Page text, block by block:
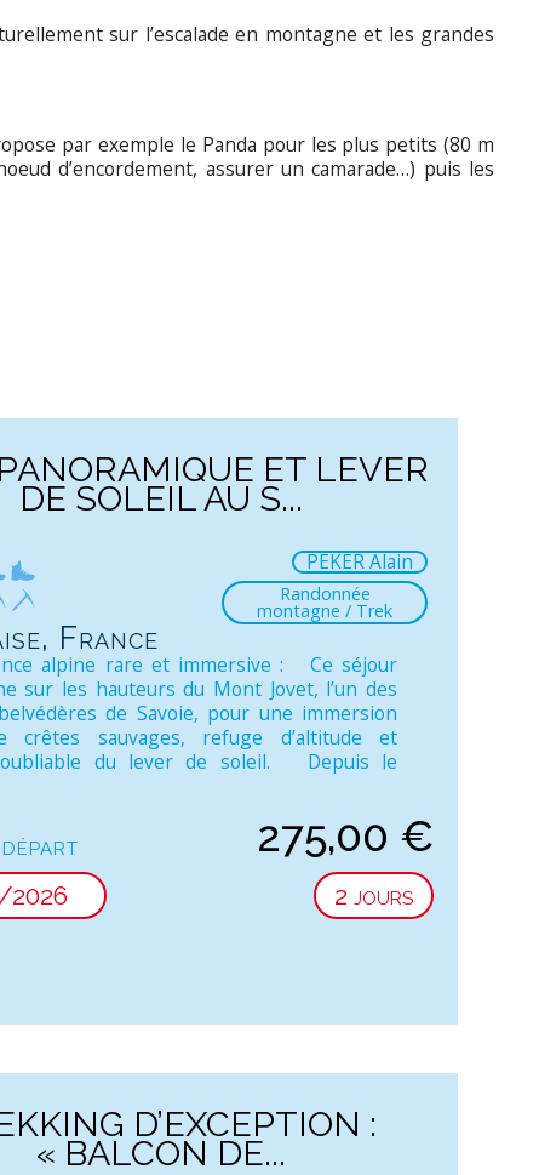
sur l’escalade en montagne et les grandes
par exemple le Panda pour les plus petits (80 m
d’encordement, assurer un camarade…) puis les
ET LEVER
DE SOLEIL AU S...
France
PEKER Alain
Randonnée
montagne / Trek
alpine rare et immersive : Ce séjour
sur les hauteurs du Mont Jovet, l’un des
de Savoie, pour une immersion
crêtes sauvages, refuge d’altitude et
du lever de soleil. Depuis le
275,00 €
2 jours
D’EXCEPTION :
« BALCON DE...